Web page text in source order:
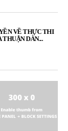
VỀ THỰC THI
DÀN...